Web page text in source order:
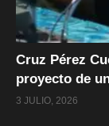
Cruz Pérez
proyecto de
3 JULIO, 2026